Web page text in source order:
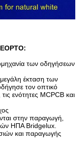
των οδηγήσεων
έκταση των
τον οπτικό
ενότητες MCPCB και
στην παραγωγή,
ΗΠΑ Bridgelux.
και παραγωγής